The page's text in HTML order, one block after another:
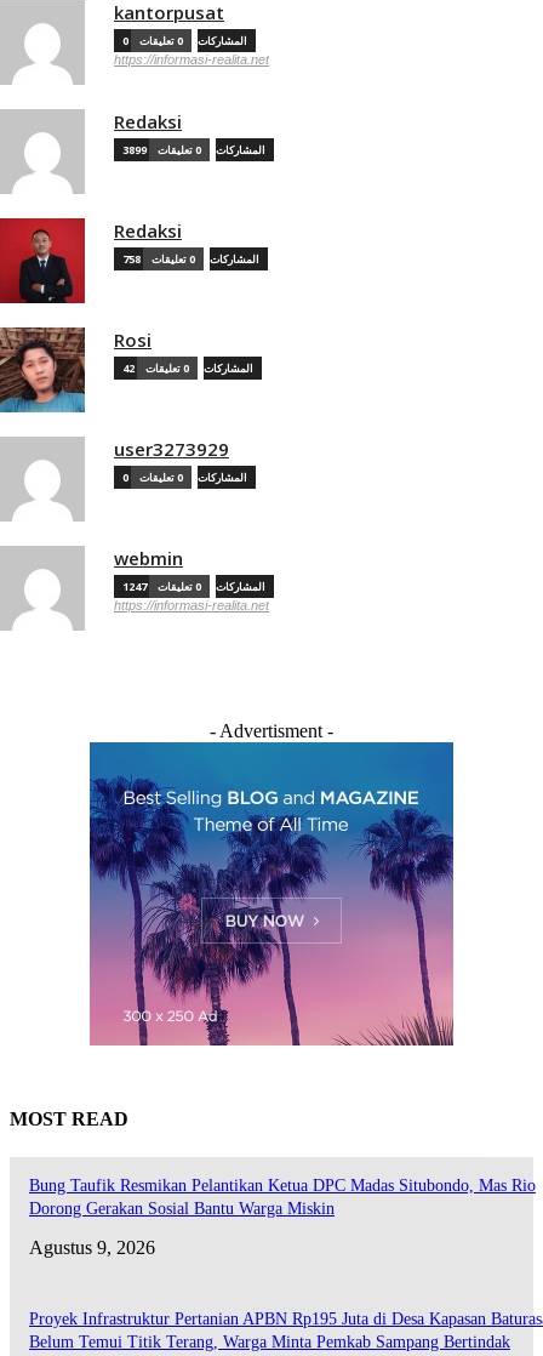
kantorpusat
0 المشاركات 0 تعليقات
https://informasi-realita.net
Redaksi
3899 المشاركات 0 تعليقات
Redaksi
758 المشاركات 0 تعليقات
Rosi
42 المشاركات 0 تعليقات
user3273929
0 المشاركات 0 تعليقات
webmin
1247 المشاركات 0 تعليقات
https://informasi-realita.net
- Advertisment -
MOST READ
Bung Taufik Resmikan Pelantikan Ketua DPC Madas Situbondo, Mas Rio
Dorong Gerakan Sosial Bantu Warga Miskin
Agustus 9, 2026
Proyek Infrastruktur Pertanian APBN Rp195 Juta di Desa Kapasan
Belum Temui Titik Terang, Warga Minta Pemkab Sampang Bertindak